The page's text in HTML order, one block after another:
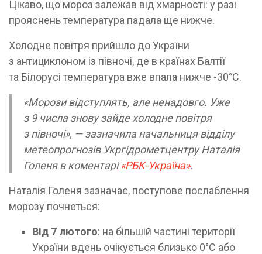
Цікаво, що мороз залежав від хмарності: у разі
прояснень температура падала ще нижче.
Холодне повітря прийшло до України
з антициклоном із півночі, де в країнах Балтії
та Білорусі температура вже впала нижче -30°C.
«Морози відступлять, але ненадовго. Уже
з 9 числа знову зайде холодне повітря
з півночі», — зазначила начальниця відділу
метеопрогнозів Укргідрометцентру Наталія
Голеня в коментарі«РБК-Україна».
Наталія Голеня зазначає, поступове послаблення
морозу почнеться:
Від 7 лютого: на більшій частині території
України вдень очікується близько 0°C або